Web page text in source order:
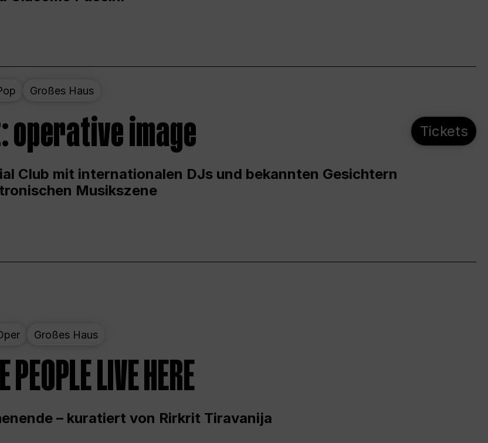
Großes Haus
operative image
Club mit internationalen DJs und bekannten Gesichtern
Musikszene
Tickets
Großes Haus
LIVE HERE
– kuratiert von Rirkrit Tiravanija